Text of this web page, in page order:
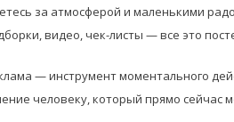
за атмосферой и маленькими
видео, чек-листы — все это
— инструмент моментального
человеку, который прямо сейчас